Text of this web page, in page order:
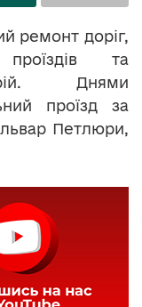
ремонт доріг,
проїздів та
Днями
проїзд за
Петлюри,